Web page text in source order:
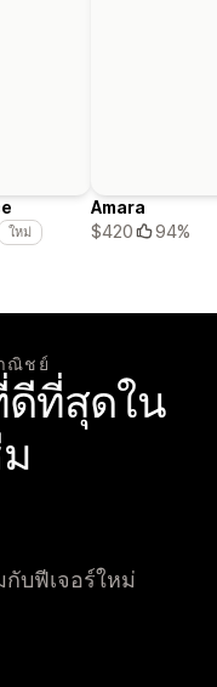
ใหม่
Amara
$420
94%
ณิชย์
ที่สุดใน
กับฟีเจอร์ใหม่